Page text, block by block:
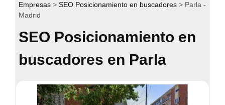
Empresas SEO Posicionamiento en buscadores
Parla -
Madrid
SEO Posicionamiento en
buscadores en Parla